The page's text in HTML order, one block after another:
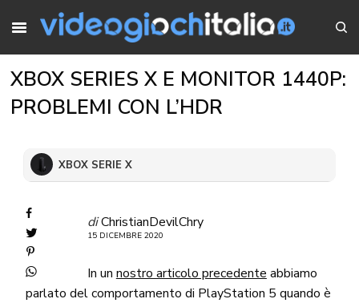
XBOX SERIES X E MONITOR 1440P:
PROBLEMI CON L’HDR
XBOX SERIE X
diChristianDevilChry
15 DICEMBRE 2020
In un nostro articolo precedente abbiamo
parlato del comportamento di PlayStation 5 quando è